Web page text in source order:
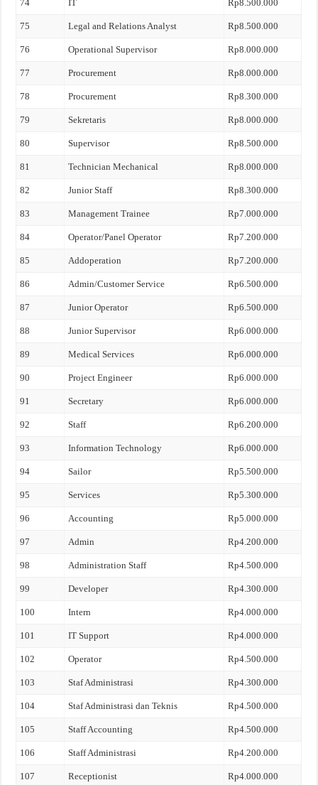
74 IT Rp8.500.000
75 Legal and Relations Analyst Rp8.500.000
76 Operational Supervisor Rp8.000.000
77 Procurement Rp8.000.000
78 Procurement Rp8.300.000
79 Sekretaris Rp8.000.000
80 Supervisor Rp8.500.000
81 Technician Mechanical Rp8.000.000
82 Junior Staff Rp8.300.000
83 Management Trainee Rp7.000.000
84 Operator/Panel Operator Rp7.200.000
85 Addoperation Rp7.200.000
86 Admin/Customer Service Rp6.500.000
87 Junior Operator Rp6.500.000
88 Junior Supervisor Rp6.000.000
89 Medical Services Rp6.000.000
90 Project Engineer Rp6.000.000
91 Secretary Rp6.000.000
92 Staff Rp6.200.000
93 Information Technology Rp6.000.000
94 Sailor Rp5.500.000
95 Services Rp5.300.000
96 Accounting Rp5.000.000
97 Admin Rp4.200.000
98 Administration Staff Rp4.500.000
99 Developer Rp4.300.000
100 Intern Rp4.000.000
101 IT Support Rp4.000.000
102 Operator Rp4.500.000
103 Staf Administrasi Rp4.300.000
104 Staf Administrasi dan Teknis Rp4.500.000
105 Staff Accounting Rp4.500.000
106 Staff Administrasi Rp4.200.000
107 Receptionist Rp4.000.000